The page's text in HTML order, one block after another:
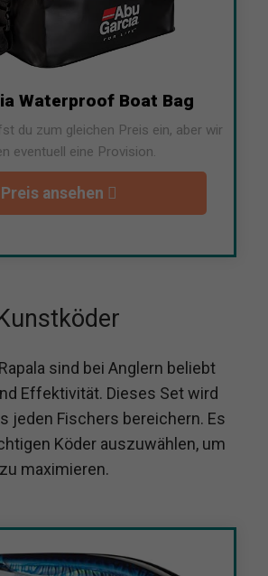
Waterproof Boat Bag
du zum gleichen Preis ein, aber wir
eventuell eine Provision.
Preis ansehen
sind bei Anglern beliebt
Effektivität. Dieses Set wird
jeden Fischers bereichern. Es
Köder auszuwählen, um
maximieren.